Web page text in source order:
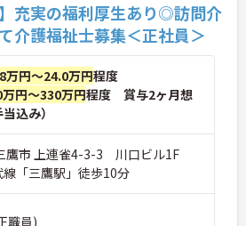
】充実の福利厚生あり◎訪問介
介護福祉士募集＜正社員＞
万円～24.0万円程度
円～330万円程度 賞与2ヶ月想
込み）
鷹市 上連雀4-3-3 川口ビル1F
線「三鷹駅」徒歩10分
職員)